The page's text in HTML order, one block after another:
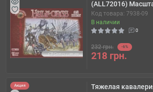
(ALL72016)
Код товара: 7938-09
В наличии
0
232 грн. -6%
218 грн.
Акция
Тяжелая